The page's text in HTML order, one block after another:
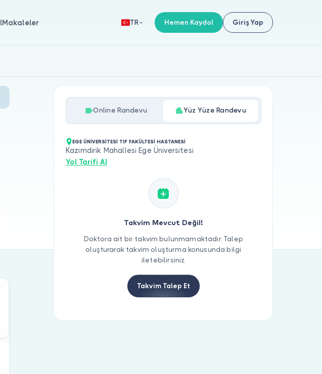
Makaleler TR Hemen Kaydol Giriş Yap
Online Randevu Yüz Yüze Randevu
EGE ÜNİVERSİTESİ TIP FAKÜLTESİ HASTANESİ
Kazımdirik Mahallesi Ege Üniversitesi
Yol Tarifi Al
Takvim Mevcut Değil!
Doktora ait bir takvim bulunmamaktadır. Talep
oluşturarak takvim oluşturma konusunda bilgi
iletebilirsiniz.
Takvim Talep Et